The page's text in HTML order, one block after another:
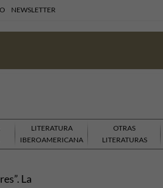
NEWSLETTER
LITERATURA
IBEROAMERICANA
OTRAS
LITERATURAS
La